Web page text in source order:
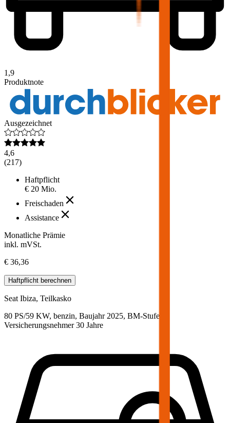
1,9
Produktnote
Ausgezeichnet
4,6
(217)
Haftpflicht
€ 20 Mio.
Freischaden
Assistance
Monatliche Prämie
inkl. mVSt.
€ 36,36
Haftpflicht berechnen
SeatIbiza, Teilkasko
80 PS/59 KW, benzin, Baujahr 2025, BM-Stufe
Versicherungsnehmer 30 Jahre